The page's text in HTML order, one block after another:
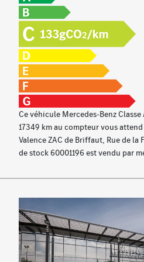
Airbag genou
Double porte-gobelets
Essuie-glaces avec détecteur
Système d’appel d’urgence
Fonctionnalités élargies MBUX
Module de communication
services connectés
Navigation par disque dur
Pré-équipement pour Live
Accoudoir central arrière
Boite de vitesses
Régulateur de vitesse
vitesse
Instrumentation digitale avec
Affichage tête haute
Ce véhicule Mercedes-Benz
17349 km au compteur vous
Valence ZAC de Briffaut, Rue de la
de stock 60001196 est vendu par